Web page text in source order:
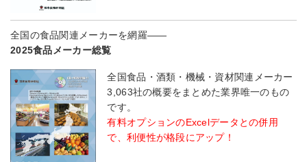
全国の食品関連メーカーを網羅――
2025食品メーカー総覧
全国食品・酒類・機械・資材関連メーカー
3,063社の概要をまとめた業界唯一のもの
です。
有料オプションのExcelデータとの併用
で、利便性が格段にアップ！